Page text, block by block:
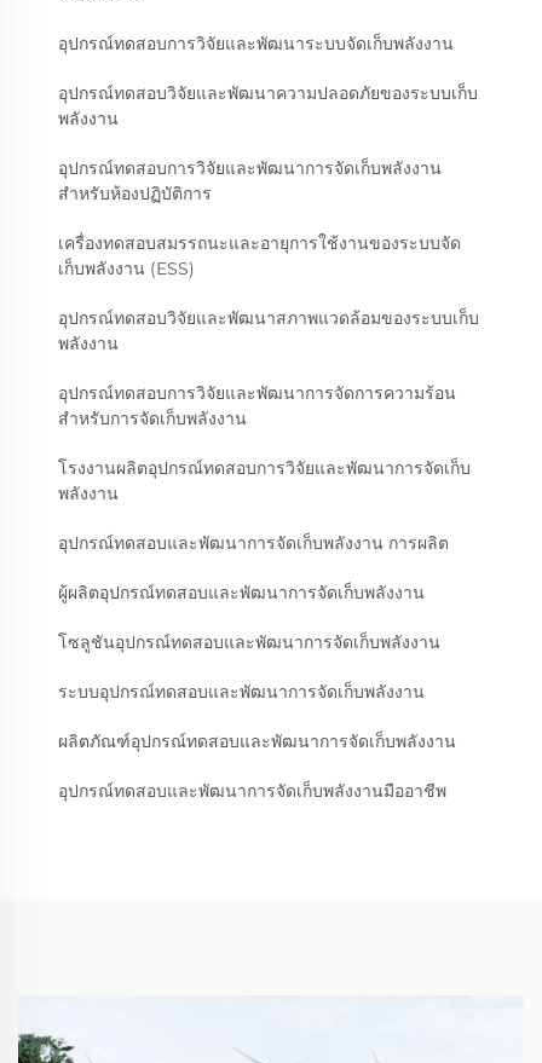
อุปกรณ์ทดสอบการวิจัยและพัฒนาระบบจัดเก็บพลังงาน
อุปกรณ์ทดสอบวิจัยและพัฒนาความปลอดภัยของระบบเก็บ
พลังงาน
อุปกรณ์ทดสอบการวิจัยและพัฒนาการจัดเก็บพลังงาน
สำหรับห้องปฏิบัติการ
เครื่องทดสอบสมรรถนะและอายุการใช้งานของระบบจัด
เก็บพลังงาน (ESS)
อุปกรณ์ทดสอบวิจัยและพัฒนาสภาพแวดล้อมของระบบเก็บ
พลังงาน
อุปกรณ์ทดสอบการวิจัยและพัฒนาการจัดการความร้อน
สำหรับการจัดเก็บพลังงาน
โรงงานผลิตอุปกรณ์ทดสอบการวิจัยและพัฒนาการจัดเก็บ
พลังงาน
อุปกรณ์ทดสอบและพัฒนาการจัดเก็บพลังงาน การผลิต
ผู้ผลิตอุปกรณ์ทดสอบและพัฒนาการจัดเก็บพลังงาน
โซลูชันอุปกรณ์ทดสอบและพัฒนาการจัดเก็บพลังงาน
ระบบอุปกรณ์ทดสอบและพัฒนาการจัดเก็บพลังงาน
ผลิตภัณฑ์อุปกรณ์ทดสอบและพัฒนาการจัดเก็บพลังงาน
อุปกรณ์ทดสอบและพัฒนาการจัดเก็บพลังงานมืออาชีพ